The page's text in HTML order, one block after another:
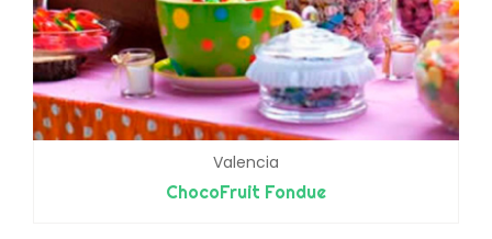
Valencia
ChocoFruit Fondue